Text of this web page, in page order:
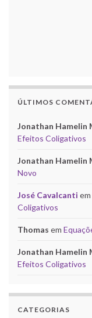
ÚLTIMOS
Jonathan Hamelin
Efeitos Coligativos
Jonathan Hamelin
Novo
José Cavalcanti em
Coligativos
Thomas em
Jonathan Hamelin
Efeitos Coligativos
CATEGORIAS